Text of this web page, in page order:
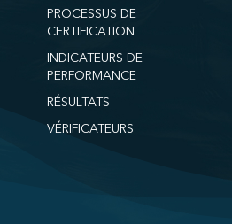
PROCESSUS DE
CERTIFICATION
INDICATEURS DE
PERFORMANCE
RÉSULTATS
VÉRIFICATEURS